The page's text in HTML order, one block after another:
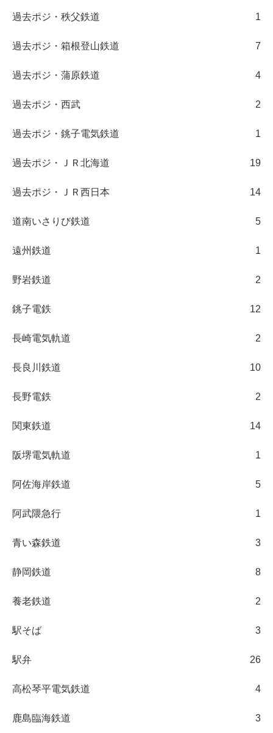
過去ポジ・秩父鉄道 1
過去ポジ・箱根登山鉄道 7
過去ポジ・蒲原鉄道 4
過去ポジ・西武 2
過去ポジ・銚子電気鉄道 1
過去ポジ・ＪＲ北海道 19
過去ポジ・ＪＲ西日本 14
道南いさりび鉄道 5
遠州鉄道 1
野岩鉄道 2
銚子電鉄 12
長崎電気軌道 2
長良川鉄道 10
長野電鉄 2
関東鉄道 14
阪堺電気軌道 1
阿佐海岸鉄道 5
阿武隈急行 1
青い森鉄道 3
静岡鉄道 8
養老鉄道 2
駅そば 3
駅弁 26
高松琴平電気鉄道 4
鹿島臨海鉄道 3